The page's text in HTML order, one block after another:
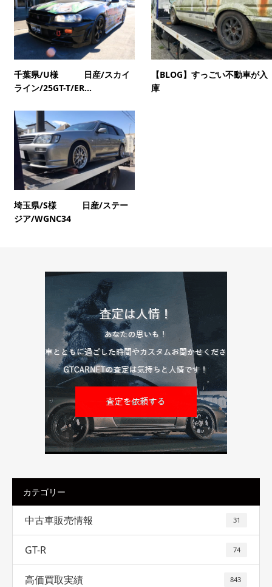
千葉県/U様 日産/スカイ
ライン/25GT-T/ER...
【BLOG】すっごい不動車が入
庫
埼玉県/S様 日産/ステー
ジア/WGNC34
カテゴリー
中古車販売情報 31
GT-R 74
高価買取実績 843